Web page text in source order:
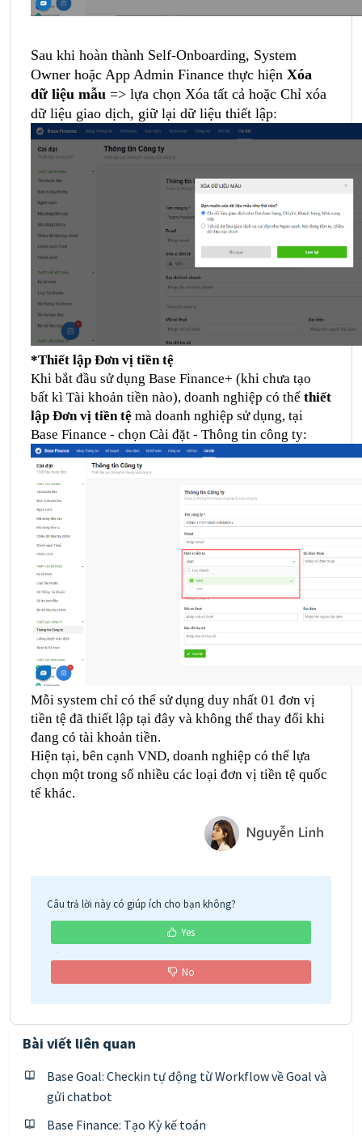
Sau khi hoàn thành Self-Onboarding, System
Owner hoặc App Admin Finance thực hiện Xóa
dữ liệu mẫu => lựa chọn Xóa tất cả hoặc Chỉ xóa
dữ liệu giao dịch, giữ lại dữ liệu thiết lập:
*Thiết lập Đơn vị tiền tệ
Khi bắt đầu sử dụng Base Finance+ (khi chưa tạo
bất kì Tài khoản tiền nào), doanh nghiệp có thể thiết
lập Đơn vị tiền tệ mà doanh nghiệp sử dụng, tại
Base Finance - chọn Cài đặt - Thông tin công ty:
Mỗi system chỉ có thể sử dụng duy nhất 01 đơn vị
tiền tệ đã thiết lập tại đây và không thể thay đổi khi
đang có tài khoản tiền.
Hiện tại, bên cạnh VND, doanh nghiệp có thể lựa
chọn một trong số nhiều các loại đơn vị tiền tệ quốc
tế khác.
Câu trả lời này có giúp ích cho bạn không?
Yes
No
Bài viết liên quan
Base Goal: Checkin tự động từ Workflow về Goal và
gửi chatbot
Base Finance: Tạo Kỳ kế toán